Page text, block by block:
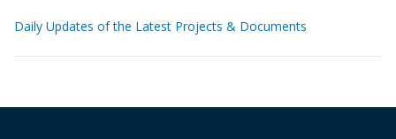
Daily Updates of the Latest Projects & Documents